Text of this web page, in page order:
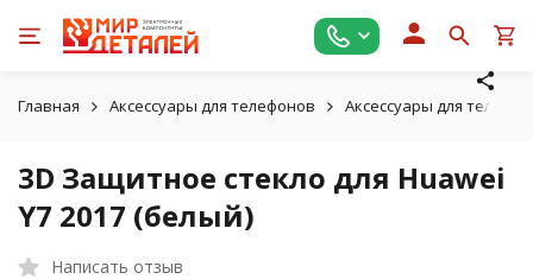
Главная Аксессуары для телефонов Аксессуары для
3D Защитное стекло для Huawei
Y7 2017 (белый)
Написать отзыв